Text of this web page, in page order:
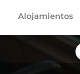
Alojamientos